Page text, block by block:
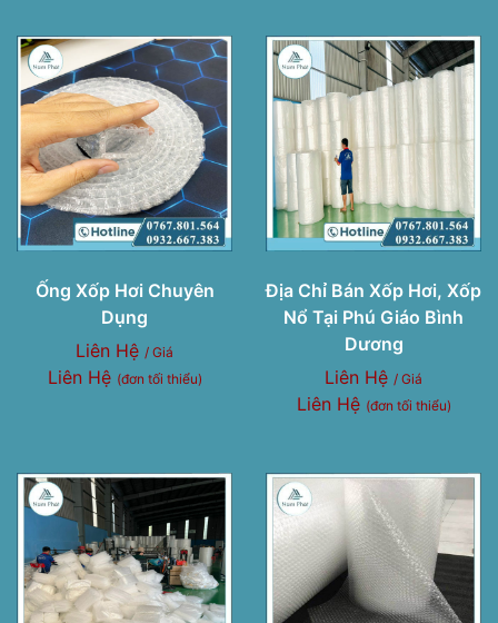
Ống Xốp Hơi Chuyên
Dụng
Liên Hệ / Giá
Liên Hệ (đơn tối thiểu)
Địa Chỉ Bán Xốp Hơi, Xốp
Nổ Tại Phú Giáo Bình
Dương
Liên Hệ / Giá
Liên Hệ (đơn tối thiểu)